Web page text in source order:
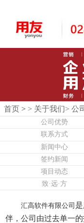
首页 > > 关于我们> 公
公司优势
联系方式
新闻中心
签约新闻
项目动态
致·远·方
汇高软件有限公司
伴，公司由过去单一